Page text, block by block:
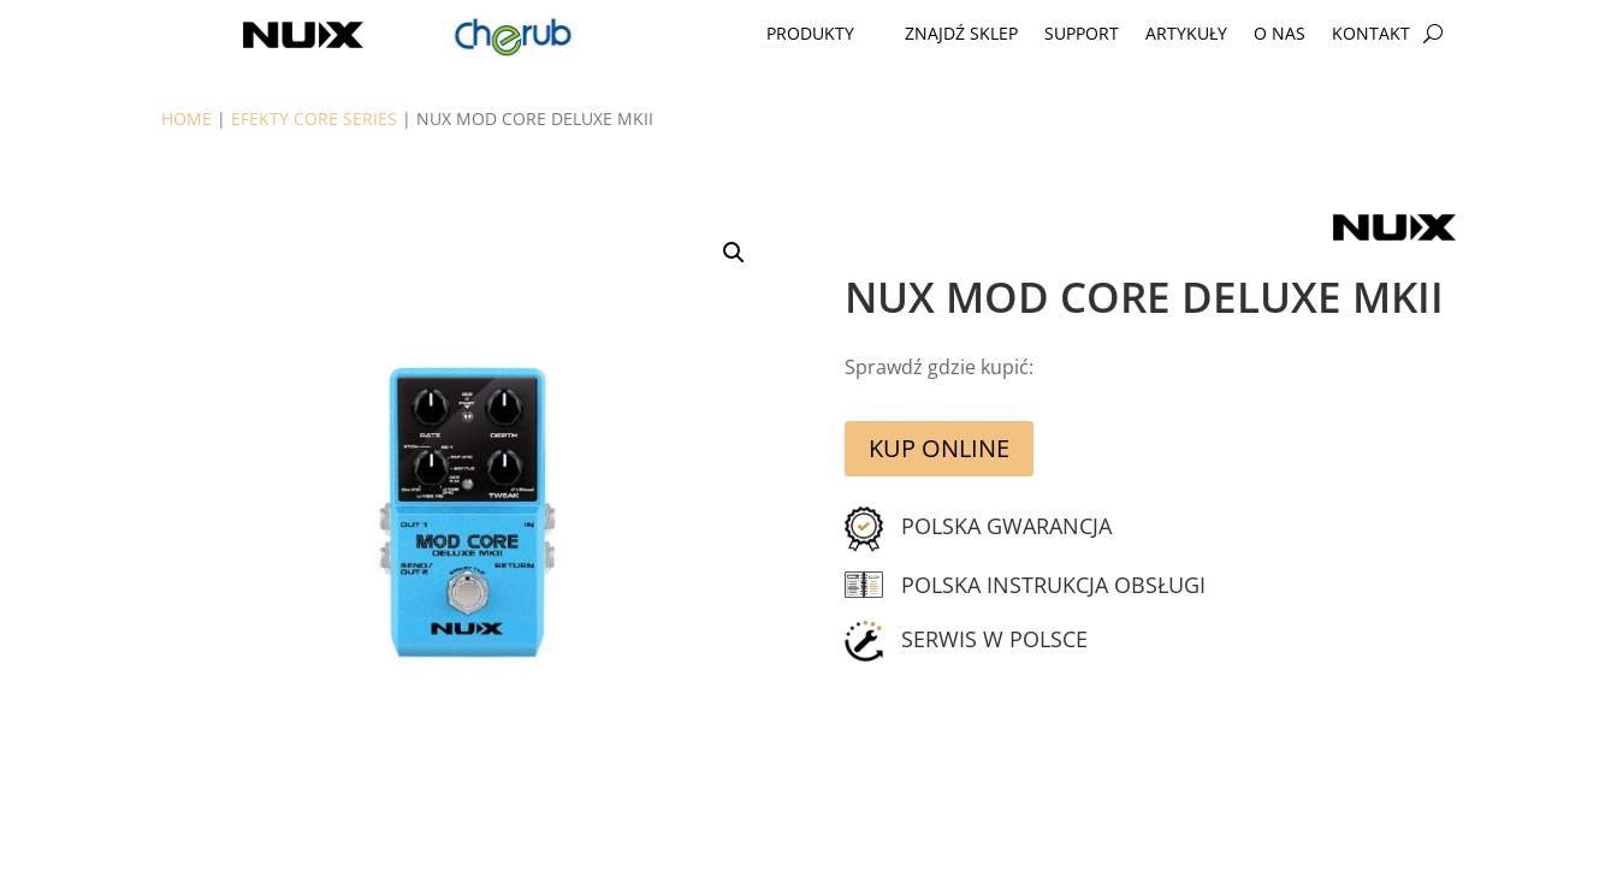
PRODUKTY ZNAJDŹ SKLEP SUPPORT ARTYKUŁY O NAS KONTAKT
HOME | EFEKTY CORE SERIES | NUX MOD CORE DELUXE MKII
NUX MOD CORE DELUXE MKII
Sprawdź gdzie kupić:
KUP ONLINE
POLSKA GWARANCJA
POLSKA INSTRUKCJA OBSŁUGI
SERWIS W POLSCE